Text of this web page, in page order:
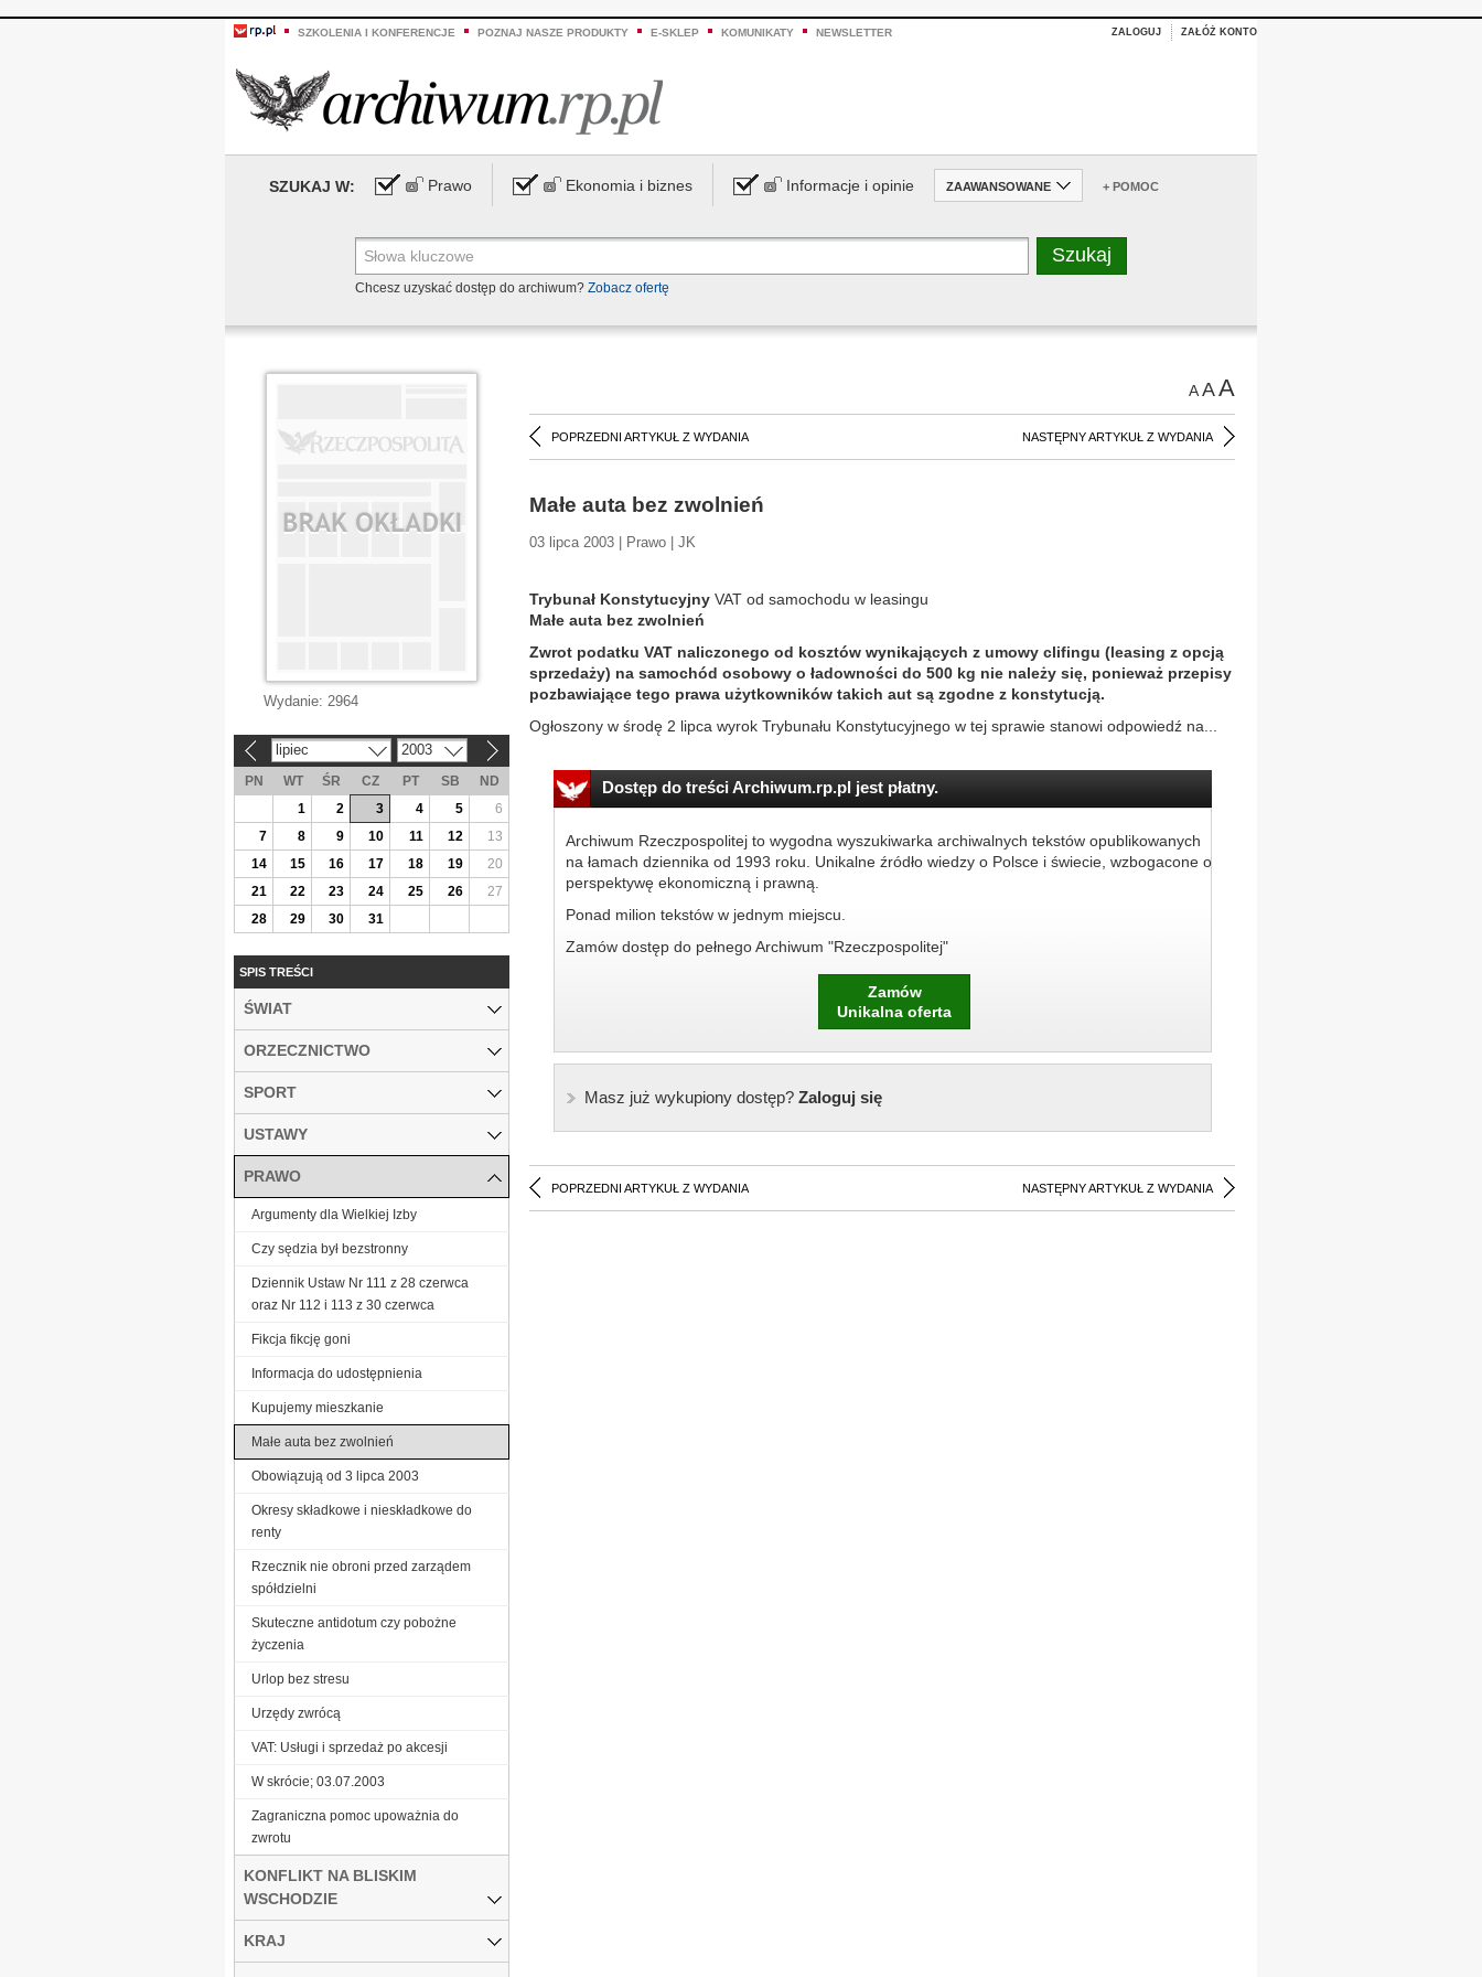
SZKOLENIA I KONFERENCJE POZNAJ NASZE PRODUKTY E-SKLEP KOMUNIKATY NEWSLETTER ZALOGUJ ZAŁÓŻ KONTO
SZUKAJ W: Prawo Ekonomia i biznes Informacje i opinie ZAAWANSOWANE + POMOC
Chcesz uzyskać dostęp do archiwum? Zobacz ofertę
AAA
POPRZEDNI ARTYKUŁ Z WYDANIA NASTĘPNY ARTYKUŁ Z WYDANIA
Małe auta bez zwolnień
03 lipca 2003 | Prawo | JK
Trybunał Konstytucyjny VAT od samochodu w leasingu
Małe auta bez zwolnień
Zwrot podatku VAT naliczonego od kosztów wynikających z umowy clifingu (leasing z opcją
sprzedaży) na samochód osobowy o ładowności do 500 kg nie należy się, ponieważ przepisy
pozbawiające tego prawa użytkowników takich aut są zgodne z konstytucją.
Ogłoszony w środę 2 lipca wyrok Trybunału Konstytucyjnego w tej sprawie stanowi odpowiedź na...
Dostęp do treści Archiwum.rp.pl jest płatny.
Archiwum Rzeczpospolitej to wygodna wyszukiwarka archiwalnych tekstów opublikowanych
na łamach dziennika od 1993 roku. Unikalne źródło wiedzy o Polsce i świecie, wzbogacone o
perspektywę ekonomiczną i prawną.
Ponad milion tekstów w jednym miejscu.
Zamów dostęp do pełnego Archiwum "Rzeczpospolitej"
Zamów
Unikalna oferta
Masz już wykupiony dostęp?Zaloguj się
POPRZEDNI ARTYKUŁ Z WYDANIA NASTĘPNY ARTYKUŁ Z WYDANIA
Wydanie: 2964
lipiec 2003
PN WT ŚR CZ PT SB
ND
1
2 3 4 5
6
7
8 9 10 11 12
13
14
15 16 17 18 19
20
21
22 23 24 25 26
27
28
29 30 31
SPIS TREŚCI
ŚWIAT
ORZECZNICTWO
SPORT
USTAWY
PRAWO
Argumenty dla Wielkiej Izby
Czy sędzia był bezstronny
Dziennik Ustaw Nr 111 z 28 czerwca
oraz Nr 112 i 113 z 30 czerwca
Fikcja fikcję goni
Informacja do udostępnienia
Kupujemy mieszkanie
Małe auta bez zwolnień
Obowiązują od 3 lipca 2003
Okresy składkowe i nieskładkowe do
renty
Rzecznik nie obroni przed zarządem
spółdzielni
Skuteczne antidotum czy pobożne
życzenia
Urlop bez stresu
Urzędy zwrócą
VAT: Usługi i sprzedaż po akcesji
W skrócie; 03.07.2003
Zagraniczna pomoc upoważnia do
zwrotu
KONFLIKT NA BLISKIM
WSCHODZIE
KRAJ